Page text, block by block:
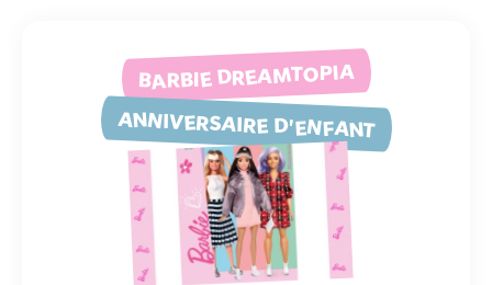
BARBIE DREAMTOPIA
ANNIVERSAIRE D'ENFANT